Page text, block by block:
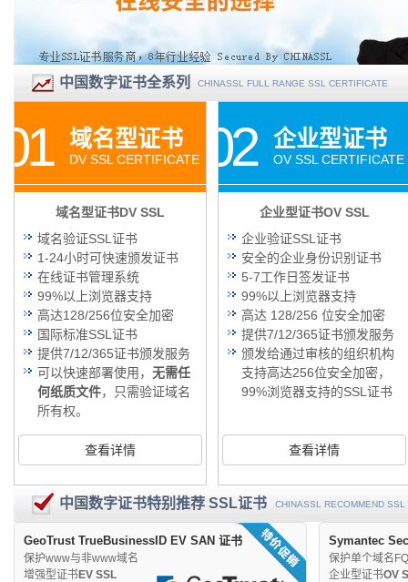
中国数字证书全系列 CHINASSL FULL RANGE SSL CERTIFICATE
01 域名型证书
DV SSL CERTIFICATE
域名型证书DV SSL
域名验证SSL证书
1-24小时可快速颁发证书
在线证书管理系统
99%以上浏览器支持
高达128/256位安全加密
国际标准SSL证书
提供7/12/365证书颁发服务
可以快速部署使用， 无需任
何纸质文件，只需验证域名
所有权。
查看详情
02 企业型证书
OV SSL CERTIFICATE
企业型证书OV SSL
企业验证SSL证书
安全的企业身份识别证书
5-7工作日签发证书
99%以上浏览器支持
高达 128/256 位安全加密
提供7/12/365证书颁发服务
颁发给通过审核的组织机构
支持高达256位安全加密，
99%浏览器支持的SSL证书
查看详情
中国数字证书特别推荐 SSL证书 CHINASSL RECOMMEND SSL
GeoTrust TrueBusinessID EV SAN 证书
保护www与非www域名
增强型证书EV SSL
Symantec
保护单个域名
企业型证书OV